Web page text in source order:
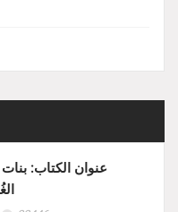
عنوان الكتاب: